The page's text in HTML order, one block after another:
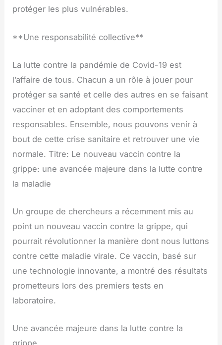
protéger les plus vulnérables.
**Une responsabilité collective**
La lutte contre la pandémie de Covid-19 est
l’affaire de tous. Chacun a un rôle à jouer pour
protéger sa santé et celle des autres en se faisant
vacciner et en adoptant des comportements
responsables. Ensemble, nous pouvons venir à
bout de cette crise sanitaire et retrouver une vie
normale. Titre: Le nouveau vaccin contre la
grippe: une avancée majeure dans la lutte contre
la maladie
Un groupe de chercheurs a récemment mis au
point un nouveau vaccin contre la grippe, qui
pourrait révolutionner la manière dont nous luttons
contre cette maladie virale. Ce vaccin, basé sur
une technologie innovante, a montré des résultats
prometteurs lors des premiers tests en
laboratoire.
Une avancée majeure dans la lutte contre la